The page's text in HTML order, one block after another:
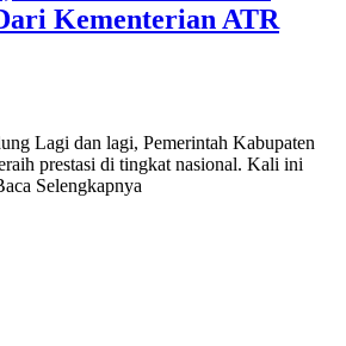
Kementerian ATR
Lagi dan lagi, Pemerintah Kabupaten
prestasi di tingkat nasional. Kali ini
Selengkapnya